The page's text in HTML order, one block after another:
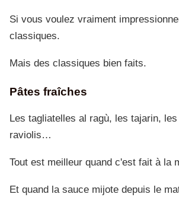
Si vous voulez vraiment
classiques.
Mais des classiques bien faits.
Pâtes fraîches
Les tagliatelles al ragù, les tajarin,
raviolis…
Tout est meilleur quand c'est fait à la
Et quand la sauce mijote depuis le